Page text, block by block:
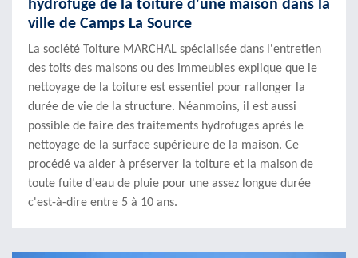
hydrofuge de la toiture d'une maison dans la
ville de Camps La Source
La société Toiture MARCHAL spécialisée dans l'entretien
des toits des maisons ou des immeubles explique que le
nettoyage de la toiture est essentiel pour rallonger la
durée de vie de la structure. Néanmoins, il est aussi
possible de faire des traitements hydrofuges après le
nettoyage de la surface supérieure de la maison. Ce
procédé va aider à préserver la toiture et la maison de
toute fuite d'eau de pluie pour une assez longue durée
c'est-à-dire entre 5 à 10 ans.